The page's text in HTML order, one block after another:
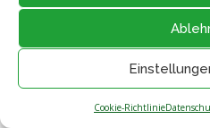
Cookie-Richtlinie